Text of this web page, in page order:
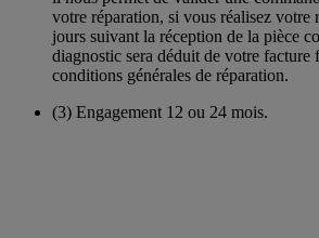
votre réparation, si vous réalisez votre
jours suivant la réception de la pièce
diagnostic sera déduit de votre facture
conditions générales de réparation.
(3) Engagement 12 ou 24 mois.